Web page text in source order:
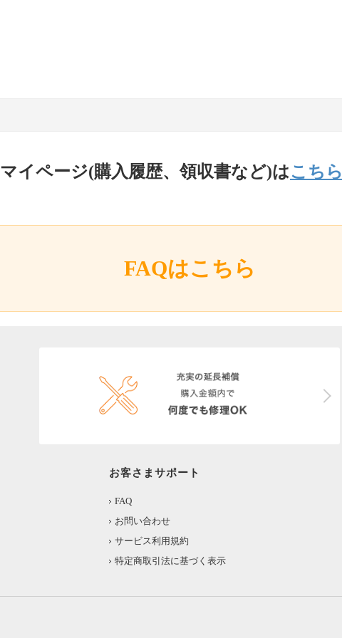
マイページ(購入履歴、領収書など)はこちら
FAQはこちら
お客さまサポート
FAQ
お問い合わせ
サービス利用規約
特定商取引法に基づく表示